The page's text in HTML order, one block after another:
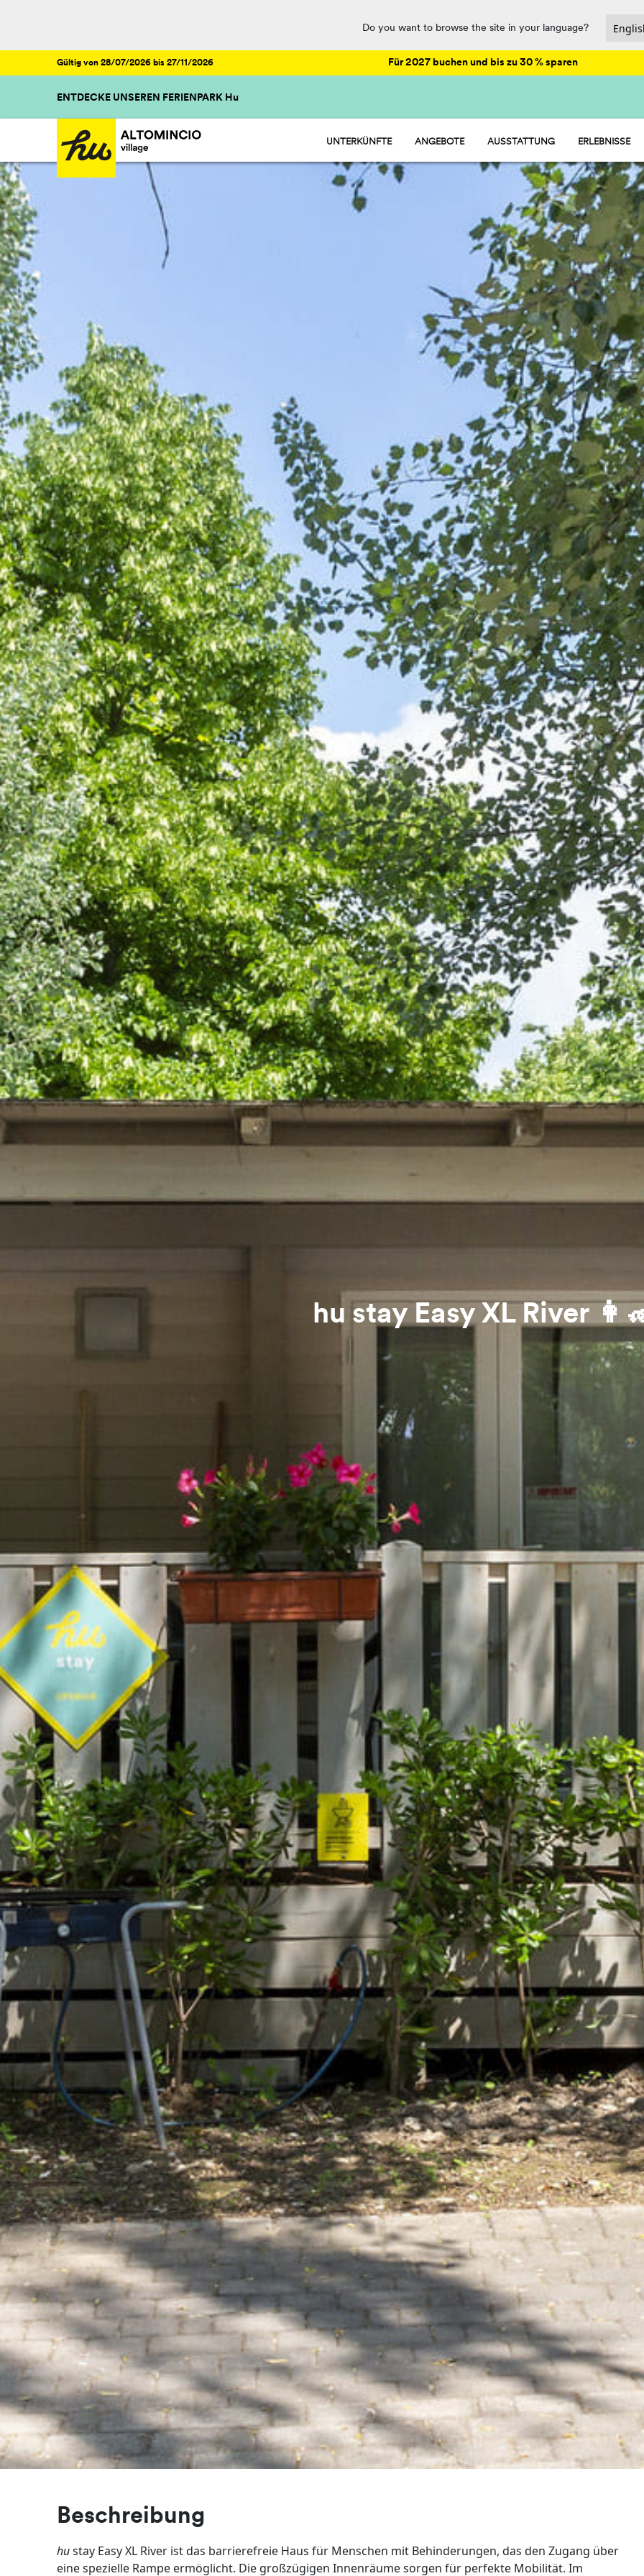
Do you want to browse the site in your language?
Gültig von 28/07/2026 bis 27/11/2026 Für 2027 buchen und bis zu 30 % sparen
ENTDECKE UNSEREN FERIENPARK Hu
UNTERKÜNFTE
HU ROOM - ZIMMER
ANGEBOTE AUSSTATTUNG
SPORT UND SPASS
VERPFLEGUNG UND SUPERMARKT
WASSERPARK
PET FRIENDLY
ERLEBNISSE
hu stay Easy XL River
Beschreibung
hustay Easy XL River ist das barrierefreie Haus für Menschen mit Behinderungen, das den Zugang über
eine spezielle Rampe ermöglicht. Die großzügigen Innenräume sorgen für perfekte Mobilität. Im